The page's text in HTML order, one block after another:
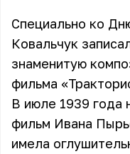
Специально ко
Ковальчук
знаменитую
фильма
В июле 1939 года
фильм Ивана
имела